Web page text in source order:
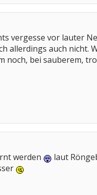
vergesse vor lauter
auch nicht.
noch, bei sauberem,
werden
laut